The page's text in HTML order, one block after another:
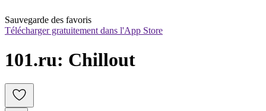
Sauvegarde des favoris
Télécharger gratuitement dans l'App Store
101.ru: Chillout